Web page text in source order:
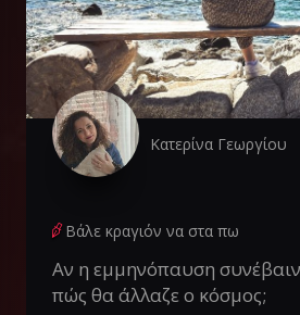
Κατερίνα Γεωργίου
Βάλε κραγιόν να στα πω
Αν η εμμηνόπαυση
πώς θα άλλαζε ο κόσμος;